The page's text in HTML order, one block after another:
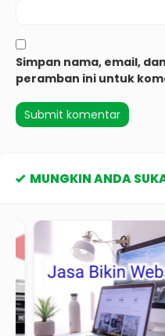
Simpan nama, email,
peramban ini untuk
MUNGKIN ANDA